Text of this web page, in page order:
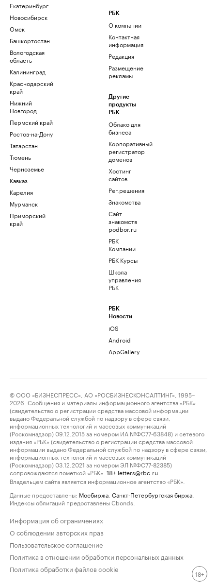
Екатеринбург
Новосибирск
Омск
Башкортостан
Вологодская
область
Калининград
Краснодарский
край
Нижний
Новгород
Пермский край
Ростов-на-Дону
Татарстан
Тюмень
Черноземье
Кавказ
Карелия
Мурманск
Приморский
край
РБК
О компании
Контактная
информация
Редакция
Размещение
рекламы
Другие
продукты
РБК
Облако для
бизнеса
Корпоративный
регистратор
доменов
Хостинг
сайтов
Рег.решения
Знакомства
Сайт
знакомств
podbor.ru
РБК
Компании
РБК Курсы
Школа
управления
РБК
РБК
Новости
iOS
Android
AppGallery
© ООО «БИЗНЕСПРЕСС», АО «РОСБИЗНЕСКОНСАЛТИНГ», 1995–
2026. Сообщения и материалы информационного агентства «РБК»
(свидетельство о регистрации средства массовой информации
выдано Федеральной службой по надзору в сфере связи,
информационных технологий и массовых коммуникаций
(Роскомнадзор) 09.12.2015 за номером ИА №ФС77-63848) и сетевого
издания «РБК» (свидетельство о регистрации средства массовой
информации выдано Федеральной службой по надзору в сфере связи,
информационных технологий и массовых коммуникаций
(Роскомнадзор) 03.12.2021 за номером ЭЛ №ФС77-82385)
сопровождаются пометкой «РБК».
18+ letters@rbc.ru
Владельцем сайта является информационное агентство «РБК».
Данные предоставлены: Мосбиржа Санкт-Петербургская биржа
Индексы облигаций предоставлены Cbonds.
Информация об ограничениях
О соблюдении авторских прав
Пользовательское соглашение
Политика в отношении обработки персональных данных
Политика обработки файлов cookie
18+